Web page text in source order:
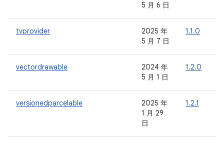
5 月 6 日
tvprovider
2025 年
5 月 7 日
1.1.0
vectordrawable
2024 年
5 月 1 日
1.2.0
versionedparcelable
2025 年
1 月 29
日
1.2.1